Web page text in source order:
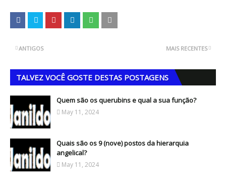
MAIS RECENTES
ANTIGOS
TALVEZ VOCÊ GOSTE DESTAS POSTAGENS
Quem são os querubins e qual a sua função?
May 11, 2024
Quais são os 9 (nove) postos da hierarquia
angelical?
May 11, 2024